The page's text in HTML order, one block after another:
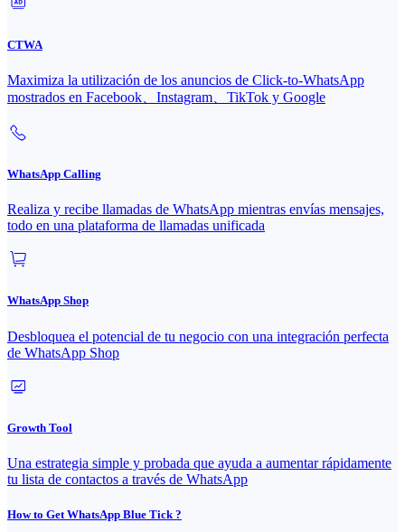
CTWA
Maximiza la utilización de los anuncios de Click-to-WhatsApp
mostrados en Facebook、Instagram、TikTok y Google
WhatsApp Calling
Realiza y recibe llamadas de WhatsApp mientras envías mensajes,
todo en una plataforma de llamadas unificada
WhatsApp Shop
Desbloquea el potencial de tu negocio con una integración perfecta
de WhatsApp Shop
Growth Tool
Una estrategia simple y probada que ayuda a aumentar rápidamente
tu lista de contactos a través de WhatsApp
How to Get WhatsApp Blue Tick ?